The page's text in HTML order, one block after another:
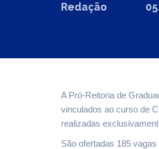
Redação
A Pró-Reitoria de
vinculados ao curso de
realizadas
São ofertadas 185